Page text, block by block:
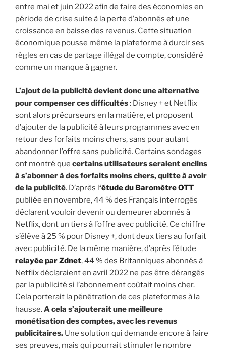
entre mai et juin 2022 afin de faire des économies en
période de crise suite à la perte d’abonnés et une
croissance en baisse des revenus. Cette situation
économique pousse même la plateforme à durcir ses
règles en cas de partage illégal de compte, considéré
comme un manque à gagner.
L’ajout de la publicité devient donc une alternative
pour compenser ces difficultés: Disney + et Netflix
sont alors précurseurs en la matière, et proposent
d’ajouter de la publicité à leurs programmes avec en
retour des forfaits moins chers, sans pour autant
abandonner l’offre sans publicité. Certains sondages
ont montré que certains utilisateurs seraient enclins
à s’abonner à des forfaits moins chers, quitte à avoir
de la publicité. D’après l‘étude du Baromètre OTT
publiée en novembre, 44 % des Français interrogés
déclarent vouloir devenir ou demeurer abonnés à
Netflix, dont un tiers à l’offre avec publicité. Ce chiffre
s’élève à 25 % pour Disney +, dont deux tiers au forfait
avec publicité. De la même manière, d’après l’étude
relayée par Zdnet, 44 % des Britanniques abonnés à
Netflix déclaraient en avril 2022 ne pas être dérangés
par la publicité si l’abonnement coûtait moins cher.
Cela porterait la pénétration de ces plateformes à la
hausse.A cela s’ajouterait une meilleure
monétisation des comptes, avec les revenus
publicitaires. Une solution qui demande encore à faire
ses preuves, mais qui pourrait stimuler le nombre